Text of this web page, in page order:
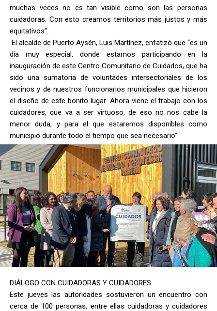
muchas veces no es tan visible como son las personas
cuidadoras. Con esto creamos territorios más justos y más
equitativos”.
El alcalde de Puerto Aysén, Luis Martínez, enfatizó que “es un
día muy especial, donde estamos participando en la
inauguración de este Centro Comunitario de Cuidados, que ha
sido una sumatoria de voluntades intersectoriales de los
vecinos y de nuestros funcionarios municipales que hicieron
el diseño de este bonito lugar. Ahora viene el trabajo con los
cuidadores, que va a ser virtuoso, de eso no nos cabe la
menor duda, y para el que estaremos disponibles como
municipio durante todo el tiempo que sea necesario”.
DIÁLOGO CON CUIDADORAS Y CUIDADORES
Este jueves las autoridades sostuvieron un encuentro con
cerca de 100 personas, entre ellas cuidadoras y cuidadores